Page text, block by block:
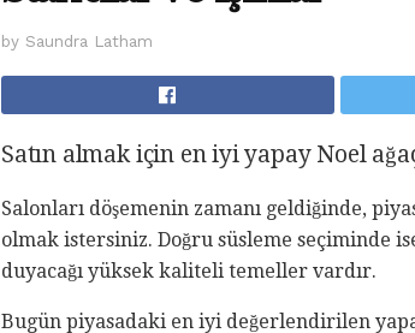
by Saundra Latham
Satın almak için en iyi yapay Noel
Salonları döşemenin zamanı geldiğinde,
olmak istersiniz. Doğru süsleme seçiminde
duyacağı yüksek kaliteli temeller vardır.
Bugün piyasadaki en iyi değerlendirilen